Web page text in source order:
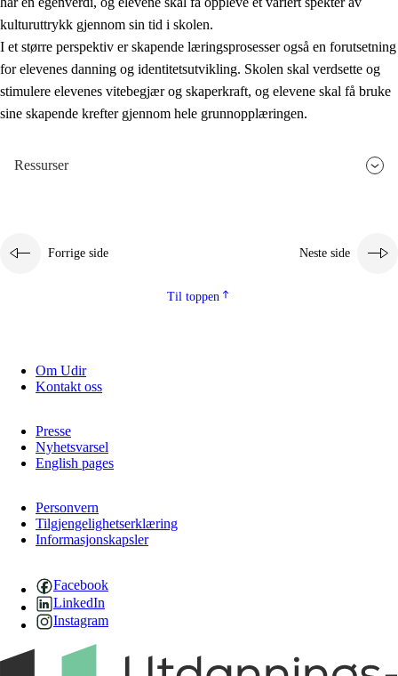
kulturuttrykk gjennom sin tid i skolen.
I et større perspektiv er skapende læringsprosesser også en forutsetning
for elevenes danning og identitetsutvikling. Skolen skal verdsette og
stimulere elevenes vitebegjær og skaperkraft, og elevene skal få bruke
sine skapende krefter gjennom hele grunnopplæringen.
Ressurser
Forrige side Neste side
Til toppen
Om Udir
Kontakt oss
Presse
Nyhetsvarsel
English pages
Personvern
Tilgjengelighetserklæring
Informasjonskapsler
Facebook
LinkedIn
Instagram